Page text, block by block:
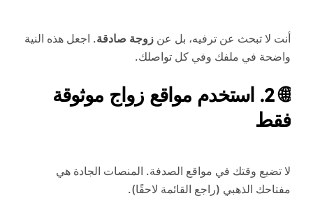
أنت لا تبحث عن ترفيه، بل عن زوجة صادقة. اجعل هذه النية
واضحة في ملفك وفي كل تواصلك.
🌐 2. استخدم مواقع زواج موثوقة
فقط
لا تضيع وقتك في مواقع الصدفة. المنصات الجادة هي
مفتاحك الذهبي (راجع القائمة لاحقًا).